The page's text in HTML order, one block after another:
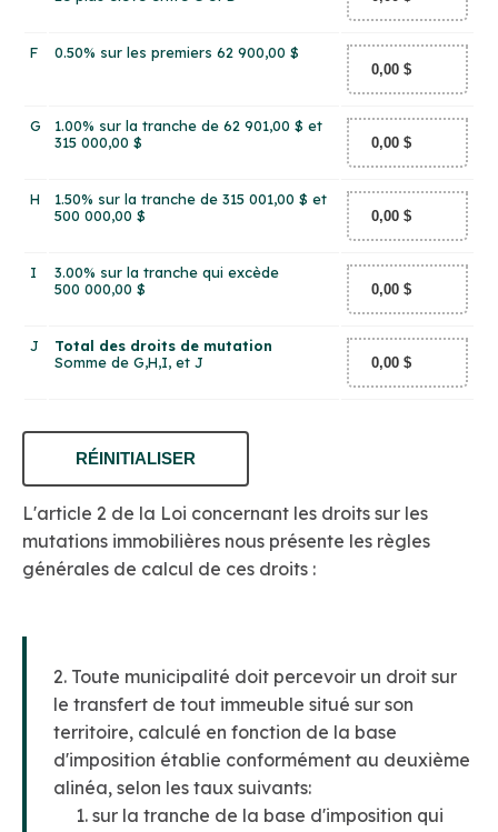
F 0.50% sur les premiers 62 900,00 $
G
1.00% sur la tranche de 62 901,00 $ et
315 000,00 $
H
1.50% sur la tranche de 315 001,00 $ et
500 000,00 $
I
3.00% sur la tranche qui excède
500 000,00 $
J
Total des droits de mutation
Somme de G,H,I, et J
RÉINITIALISER
L'article 2 de la Loi concernant les droits sur les
mutations immobilières nous présente les règles
générales de calcul de ces droits :
2. Toute municipalité doit percevoir un droit sur
le transfert de tout immeuble situé sur son
territoire, calculé en fonction de la base
d'imposition établie conformément au deuxième
alinéa, selon les taux suivants:
1. sur la tranche de la base d'imposition qui